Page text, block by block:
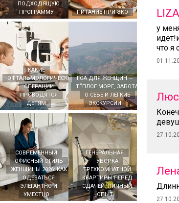
ПОДХОДЯЩУЮ
ПРОГРАММУ
ПИТАНИЕ ПРИ ЭКО
КАКИЕ
ОФТАЛЬМОЛОГИЧЕСКИЕ
ОПЕРАЦИИ
ПРОВОДЯТСЯ
ДЕТЯМ
ГОА ДЛЯ ЖЕНЩИН —
ТЁПЛОЕ МОРЕ, ЗАБОТА
О СЕБЕ И ЛЁГКИЕ
ЭКСКУРСИИ
СОВРЕМЕННЫЙ
ОФИСНЫЙ СТИЛЬ
ЖЕНЩИНЫ 2026: КАК
ОДЕВАТЬСЯ
ЭЛЕГАНТНО И
УМЕСТНО
ГЕНЕРАЛЬНАЯ
УБОРКА
ТРЕХКОМНАТНОЙ
КВАРТИРЫ ПЕРЕД
СДАЧЕЙ: ЛИЧНЫЙ
ОПЫТ
LIZA
у
что я